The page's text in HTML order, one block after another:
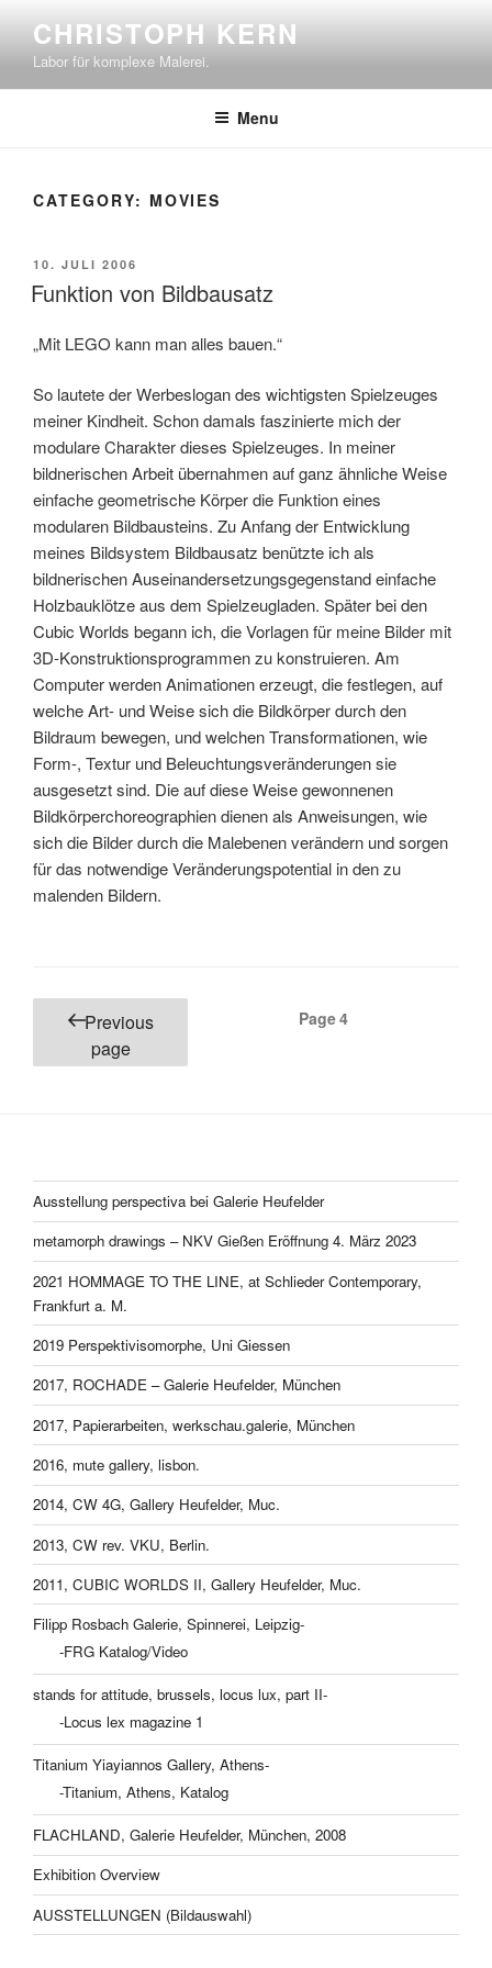
content
CHRISTOPH KERN
Labor für komplexe Malerei.
Menu
CATEGORY: MOVIES
POSTED
ON
10. JULI 2006
Funktion von Bildbausatz
„Mit LEGO kann man alles bauen.“
So lautete der Werbeslogan des wichtigsten Spielzeuges
meiner Kindheit. Schon damals faszinierte mich der
modulare Charakter dieses Spielzeuges. In meiner
bildnerischen Arbeit übernahmen auf ganz ähnliche Weise
einfache geometrische Körper die Funktion eines
modularen Bildbausteins. Zu Anfang der Entwicklung
meines Bildsystem Bildbausatz benützte ich als
bildnerischen Auseinandersetzungsgegenstand einfache
Holzbauklötze aus dem Spielzeugladen. Später bei den
Cubic Worlds begann ich, die Vorlagen für meine Bilder mit
3D-Konstruktionsprogrammen zu konstruieren. Am
Computer werden Animationen erzeugt, die festlegen, auf
welche Art- und Weise sich die Bildkörper durch den
Bildraum bewegen, und welchen Transformationen, wie
Form-, Textur und Beleuchtungsveränderungen sie
ausgesetzt sind. Die auf diese Weise gewonnenen
Bildkörperchoreographien dienen als Anweisungen, wie
sich die Bilder durch die Malebenen verändern und sorgen
für das notwendige Veränderungspotential in den zu
malenden Bildern.
Posts
pagination
Previous
page
Page4
Ausstellung perspectiva bei Galerie Heufelder
metamorph drawings – NKV Gießen Eröffnung 4. März 2023
2021 HOMMAGE TO THE LINE, at Schlieder Contemporary,
Frankfurt a. M.
2019 Perspektivisomorphe, Uni Giessen
2017, ROCHADE – Galerie Heufelder, München
2017, Papierarbeiten, werkschau.galerie, München
2016, mute gallery, lisbon.
2014, CW 4G, Gallery Heufelder, Muc.
2013, CW rev. VKU, Berlin.
2011, CUBIC WORLDS II, Gallery Heufelder, Muc.
Filipp Rosbach Galerie, Spinnerei, Leipzig-
-FRG Katalog/Video
stands for attitude, brussels, locus lux, part II-
-Locus lex magazine 1
Titanium Yiayiannos Gallery, Athens-
-Titanium, Athens, Katalog
FLACHLAND, Galerie Heufelder, München, 2008
Exhibition Overview
AUSSTELLUNGEN (Bildauswahl)